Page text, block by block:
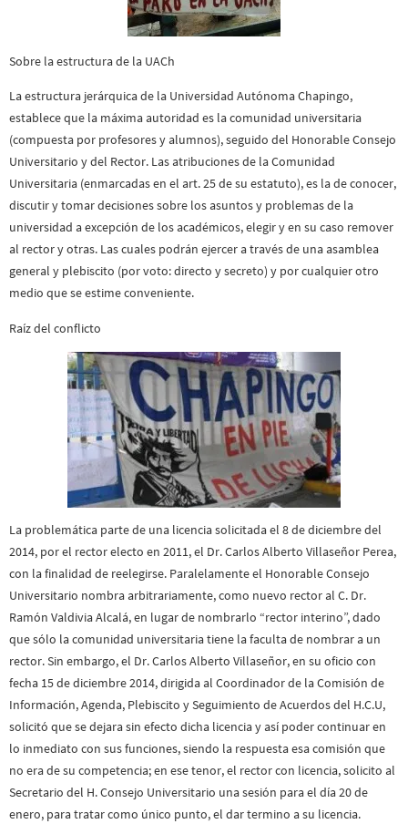
Sobre la estructura de la UACh
La estructura jerárquica de la Universidad Autónoma Chapingo,
establece que la máxima autoridad es la comunidad universitaria
(compuesta por profesores y alumnos), seguido del Honorable Consejo
Universitario y del Rector. Las atribuciones de la Comunidad
Universitaria (enmarcadas en el art. 25 de su estatuto), es la de conocer,
discutir y tomar decisiones sobre los asuntos y problemas de la
universidad a excepción de los académicos, elegir y en su caso remover
al rector y otras. Las cuales podrán ejercer a través de una asamblea
general y plebiscito (por voto: directo y secreto) y por cualquier otro
medio que se estime conveniente.
Raíz del conflicto
La problemática parte de una licencia solicitada el 8 de diciembre del
2014, por el rector electo en 2011, el Dr. Carlos Alberto Villaseñor Perea,
con la finalidad de reelegirse. Paralelamente el Honorable Consejo
Universitario nombra arbitrariamente, como nuevo rector al C. Dr.
Ramón Valdivia Alcalá, en lugar de nombrarlo “rector interino”, dado
que sólo la comunidad universitaria tiene la faculta de nombrar a un
rector. Sin embargo, el Dr. Carlos Alberto Villaseñor, en su oficio con
fecha 15 de diciembre 2014, dirigida al Coordinador de la Comisión de
Información, Agenda, Plebiscito y Seguimiento de Acuerdos del H.C.U,
solicitó que se dejara sin efecto dicha licencia y así poder continuar en
lo inmediato con sus funciones, siendo la respuesta esa comisión que
no era de su competencia; en ese tenor, el rector con licencia, solicito al
Secretario del H. Consejo Universitario una sesión para el día 20 de
enero, para tratar como único punto, el dar termino a su licencia.